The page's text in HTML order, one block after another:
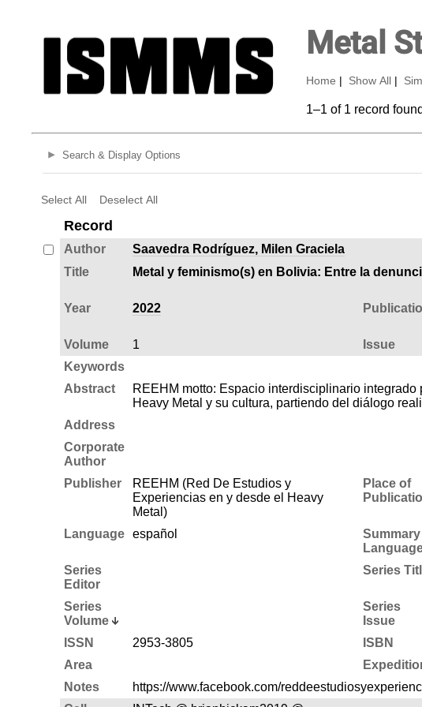
Metal
Home Show All
1–1 of 1 record
Search & Display Options
Select All Deselect All
Record
Author
Saavedra Rodríguez, Milen Graciela
Title
Metal y feminismo(s) en Bolivia: Entre la
Year
2022
Volume
1 Issue
Keywords
Abstract
REEHM motto: Espacio interdisciplinario
Heavy Metal y su cultura, partiendo del diálogo
Address
Corporate
Author
Publisher
REEHM (Red De Estudios y
Experiencias en y desde el Heavy
Metal)
Place of
Language español
Summary
Series
Editor
Series
Series
Volume
Series
Issue
ISSN 2953-3805 ISBN
Area
Notes
https://www.facebook.com/